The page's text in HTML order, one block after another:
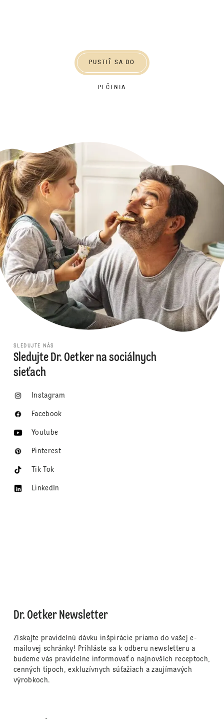
PUSTIŤ SA DO
PEČENIA
SLEDUJTE NÁS
Sledujte Dr. Oetker na sociálnych
sieťach
Instagram
Facebook
Youtube
Pinterest
Tik Tok
LinkedIn
Dr. Oetker Newsletter
Získajte pravidelnú dávku inšpirácie priamo do vašej e-
mailovej schránky! Prihláste sa k odberu newsletteru a
budeme vás pravidelne informovať o najnovších receptoch,
cenných tipoch, exkluzívnych súťažiach a zaujímavých
výrobkoch.